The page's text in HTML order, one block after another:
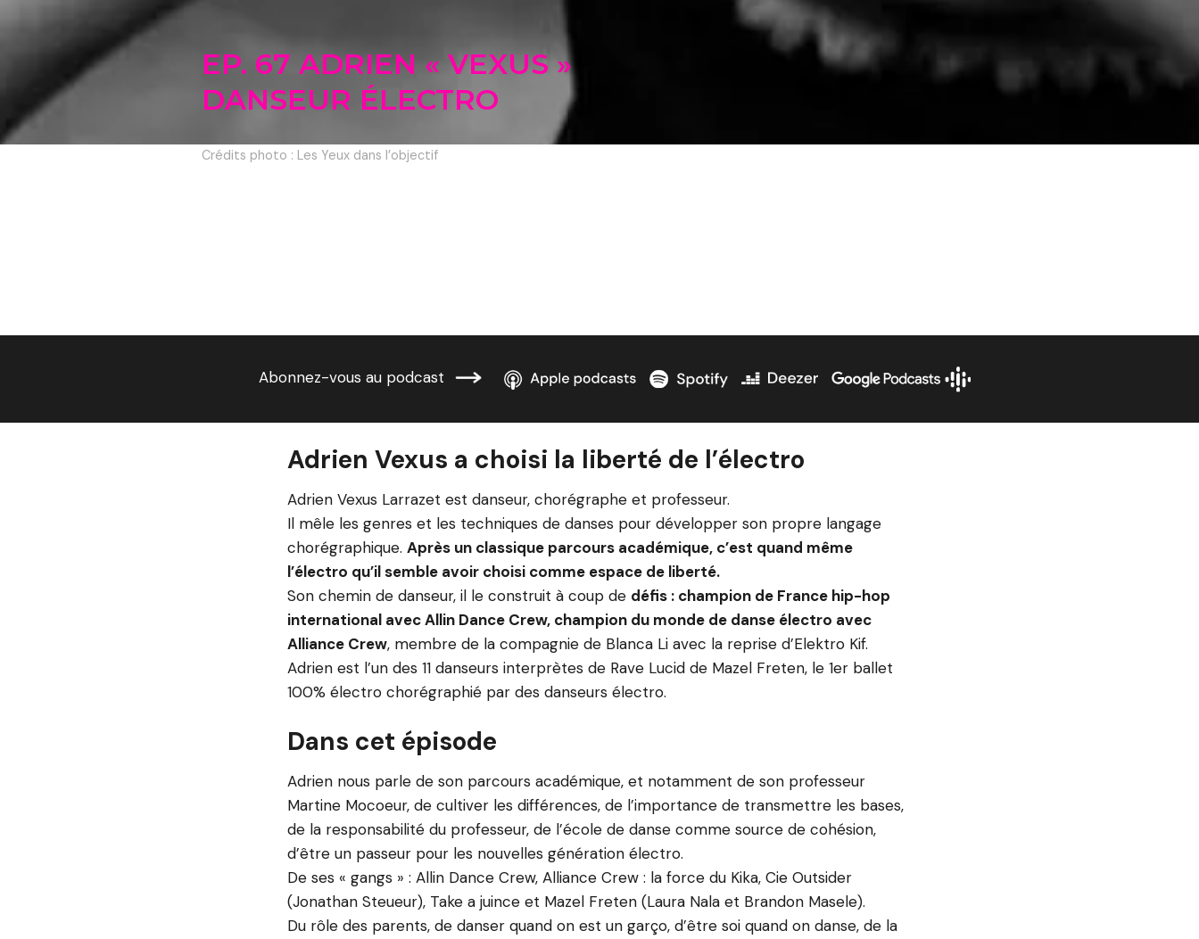
EP. 67 ADRIEN « VEXUS »
DANSEUR ÉLECTRO
Crédits photo : Les Yeux dans l’objectif
Abonnez-vous au podcast
Adrien Vexus a choisi la liberté de l’électro
Adrien Vexus Larrazet est danseur, chorégraphe et professeur.
Il mêle les genres et les techniques de danses pour développer son propre langage
chorégraphique. Après un classique parcours académique, c’est quand même
l’électro qu’il semble avoir choisi comme espace de liberté.
Son chemin de danseur, il le construit à coup de défis : champion de France hip-hop
international avec Allin Dance Crew, champion du monde de danse électro avec
Alliance Crew, membre de la compagnie de Blanca Li avec la reprise d’Elektro Kif.
Adrien est l’un des 11 danseurs interprètes de Rave Lucid de Mazel Freten, le 1er ballet
100% électro chorégraphié par des danseurs électro.
Dans cet épisode
Adrien nous parle de son parcours académique, et notamment de son professeur
Martine Mocoeur, de cultiver les différences, de l’importance de transmettre les bases,
de la responsabilité du professeur, de l’école de danse comme source de cohésion,
d’être un passeur pour les nouvelles génération électro.
De ses « gangs » : Allin Dance Crew, Alliance Crew : la force du Kika, Cie Outsider
(Jonathan Steueur), Take a juince et Mazel Freten (Laura Nala et Brandon Masele).
Du rôle des parents, de danser quand on est un garço, d’être soi quand on danse, de la